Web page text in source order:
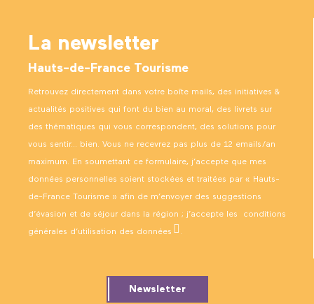
La newsletter
Hauts-de-France Tourisme
Retrouvez directement dans votre boîte mails, des initiatives &
actualités positives qui font du bien au moral, des livrets sur
des thématiques qui vous correspondent, des solutions pour
vous sentir… bien. Vous ne recevrez pas plus de 12 emails/an
maximum. En soumettant ce formulaire, j’accepte que mes
données personnelles soient stockées et traitées par « Hauts-
de-France Tourisme » afin de m’envoyer des suggestions
d’évasion et de séjour dans la région ; j’accepte les conditions
générales d’utilisation des données .
Newsletter